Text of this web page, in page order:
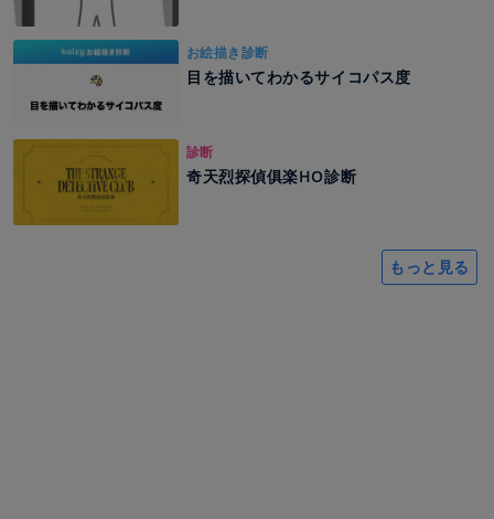
お絵描き診断
目を描いてわかるサイコパス度
診断
奇天烈探偵俱楽HO診断
もっと見る